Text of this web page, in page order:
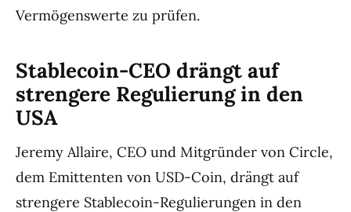
Vermögenswerte zu prüfen.
Stablecoin-CEO drängt auf
strengere Regulierung in den
USA
Jeremy Allaire, CEO und Mitgründer von Circle,
dem Emittenten von USD-Coin, drängt auf
strengere Stablecoin-Regulierungen in den